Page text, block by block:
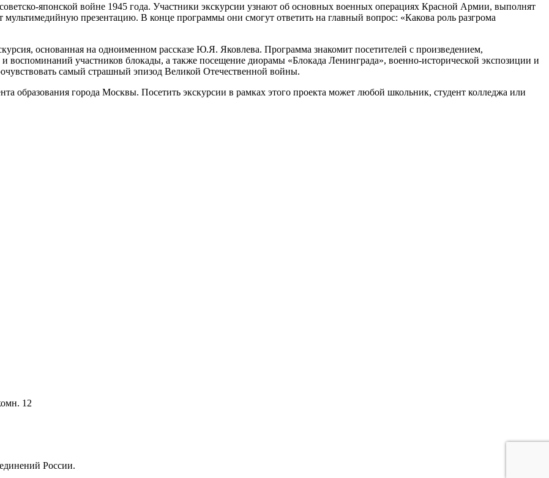
японской войне 1945 года. Участники экскурсии узнают об основных военных операциях Красной Армии, выполнят
мультимедийную презентацию. В конце программы они смогут ответить на главный вопрос: «Какова роль разгрома
основанная на одноименном рассказе Ю.Я. Яковлева. Программа знакомит посетителей с произведением,
воспоминаний участников блокады, а также посещение диорамы «Блокада Ленинграда», военно-исторической экспозиции и
самый страшный эпизод Великой Отечественной войны.
образования города Москвы. Посетить экскурсии в рамках этого проекта может любой школьник, студент колледжа или
12
России.